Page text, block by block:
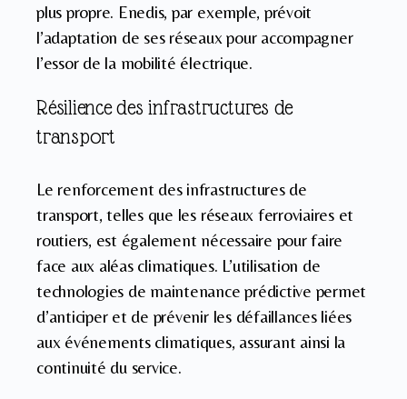
plus propre. Enedis, par exemple, prévoit
l’adaptation de ses réseaux pour accompagner
l’essor de la mobilité électrique.
Résilience des infrastructures de
transport
Le renforcement des infrastructures de
transport, telles que les réseaux ferroviaires et
routiers, est également nécessaire pour faire
face aux aléas climatiques. L’utilisation de
technologies de maintenance prédictive permet
d’anticiper et de prévenir les défaillances liées
aux événements climatiques, assurant ainsi la
continuité du service.